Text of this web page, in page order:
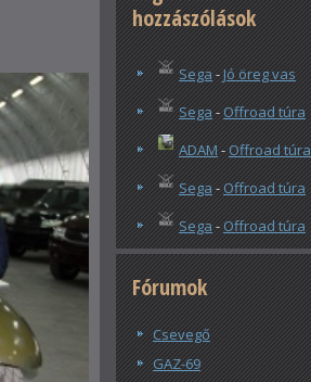
hozzászólások
Sega -Jó öreg vas
Sega - Offroad túra
ADAM - Offroad túra
Sega -Offroad túra
Sega -Offroad túra
Fórumok
Csevegő
GAZ-69